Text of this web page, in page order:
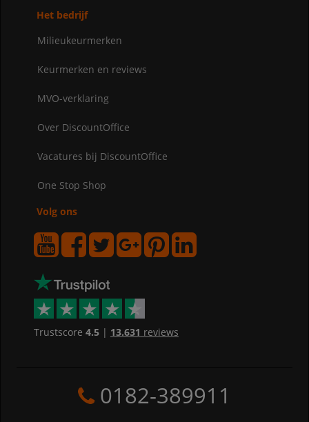
Het bedrijf
Milieukeurmerken
Keurmerken en reviews
MVO-verklaring
Over DiscountOffice
Vacatures bij DiscountOffice
One Stop Shop
Volg ons
Trustscore 4.5| 13.631 reviews
0182-389911